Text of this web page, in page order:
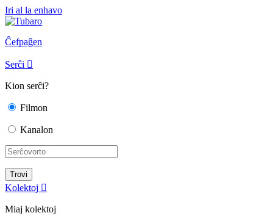
Iri al la enhavo
Ĉefpaĝen
Serĉi 
Kion serĉi?
Filmon
Kanalon
Kolektoj 
Miaj kolektoj